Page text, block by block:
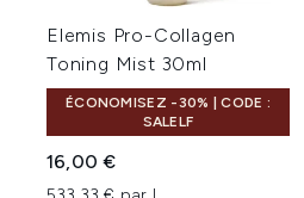
Elemis Pro-Collagen
Toning Mist 30ml
ÉCONOMISEZ -30% | CODE :
SALELF
16,00 €